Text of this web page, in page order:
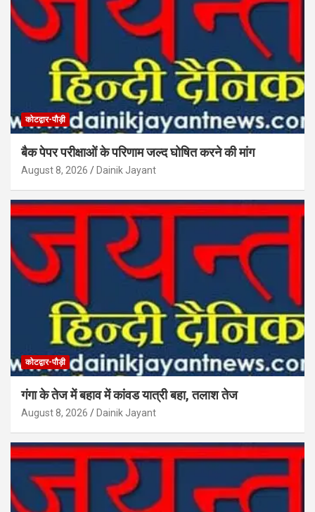
कोटद्वार-पौड़ी
बैक पेपर परीक्षाओं के परिणाम जल्द घोषित करने की मांग
August 8, 2026 Dainik Jayant
कोटद्वार-पौड़ी
गंगा के तेज में बहाव में कांवड यात्री बहा, तलाश तेज
August 8, 2026 Dainik Jayant